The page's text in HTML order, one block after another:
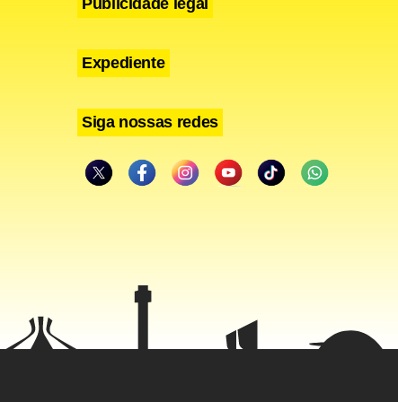
Expediente
Siga nossas redes